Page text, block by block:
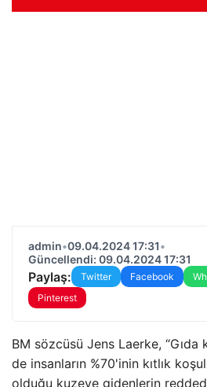
admin•09.04.2024 17:31•
Güncellendi: 09.04.2024 17:31
Paylaş: Twitter Facebook
Pinterest
BM sözcüsü Jens Laerke, “Gıda
de insanların %70'inin kıtlık
olduğu kuzeye gidenlerin